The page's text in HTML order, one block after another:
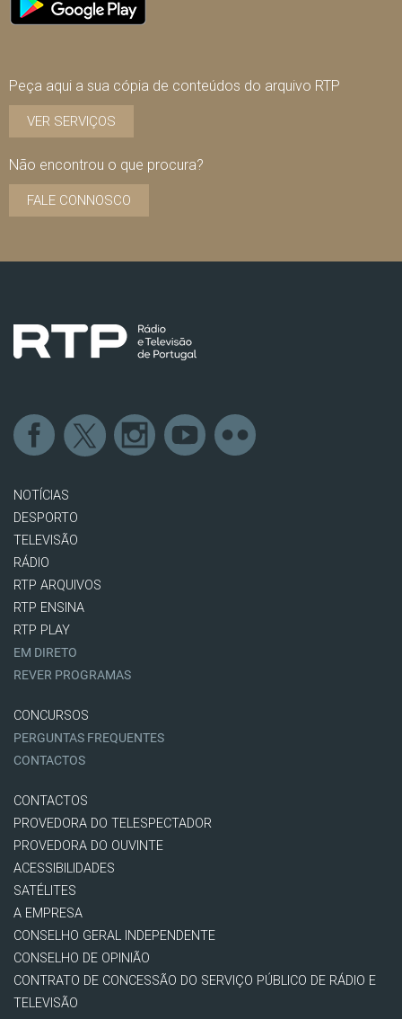
Peça aqui a sua cópia de conteúdos do arquivo RTP
VER SERVIÇOS
Não encontrou o que procura?
FALE CONNOSCO
NOTÍCIAS
DESPORTO
TELEVISÃO
RÁDIO
RTP ARQUIVOS
RTP ENSINA
RTP PLAY
EM DIRETO
REVER PROGRAMAS
CONCURSOS
PERGUNTAS FREQUENTES
CONTACTOS
CONTACTOS
PROVEDORA DO TELESPECTADOR
PROVEDORA DO OUVINTE
ACESSIBILIDADES
SATÉLITES
A EMPRESA
CONSELHO GERAL INDEPENDENTE
CONSELHO DE OPINIÃO
CONTRATO DE CONCESSÃO DO SERVIÇO PÚBLICO DE RÁDIO E
TELEVISÃO